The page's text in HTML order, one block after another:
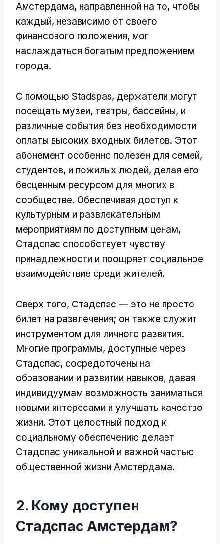
Амстердама, направленной на то, чтобы
каждый, независимо от своего
финансового положения, мог
наслаждаться богатым предложением
города.
С помощью Stadspas, держатели могут
посещать музеи, театры, бассейны, и
различные события без необходимости
оплаты высоких входных билетов. Этот
абонемент особенно полезен для семей,
студентов, и пожилых людей, делая его
бесценным ресурсом для многих в
сообществе. Обеспечивая доступ к
культурным и развлекательным
мероприятиям по доступным ценам,
Стадспас способствует чувству
принадлежности и поощряет социальное
взаимодействие среди жителей.
Сверх того, Стадспас — это не просто
билет на развлечения; он также служит
инструментом для личного развития.
Многие программы, доступные через
Стадспас, сосредоточены на
образовании и развитии навыков, давая
индивидуумам возможность заниматься
новыми интересами и улучшать качество
жизни. Этот целостный подход к
социальному обеспечению делает
Стадспас уникальной и важной частью
общественной жизни Амстердама.
2. Кому доступен
Стадспас Амстердам?